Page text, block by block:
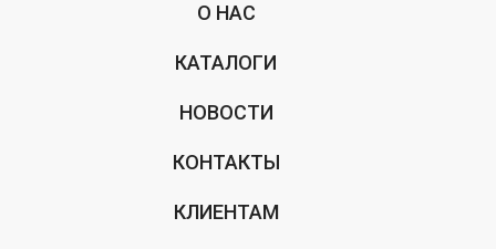
О НАС
КАТАЛОГИ
НОВОСТИ
КОНТАКТЫ
КЛИЕНТАМ